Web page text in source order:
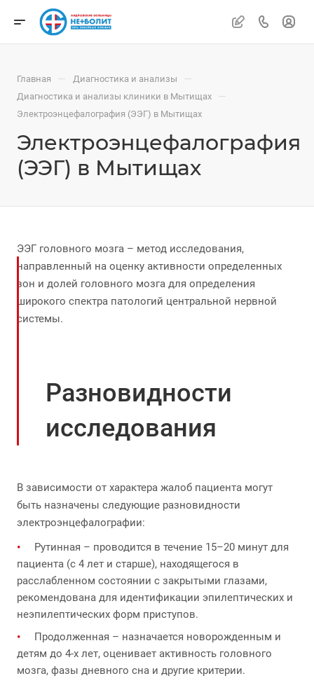
Главная — Диагностика и анализы —
Диагностика и анализы клиники в Мытищах —
Электроэнцефалография (ЭЭГ) в Мытищах
Электроэнцефалография
(ЭЭГ) в Мытищах
ЭЭГ головного мозга – метод исследования,
направленный на оценку активности определенных
зон и долей головного мозга для определения
широкого спектра патологий центральной нервной
системы.
Разновидности
исследования
В зависимости от характера жалоб пациента могут
быть назначены следующие разновидности
электроэнцефалографии:
Рутинная – проводится в течение 15–20 минут для
пациента (с 4 лет и старше), находящегося в
расслабленном состоянии с закрытыми глазами,
рекомендована для идентификации эпилептических и
неэпилептических форм приступов.
Продолженная – назначается новорожденным и
детям до 4-х лет, оценивает активность головного
мозга, фазы дневного сна и другие критерии.